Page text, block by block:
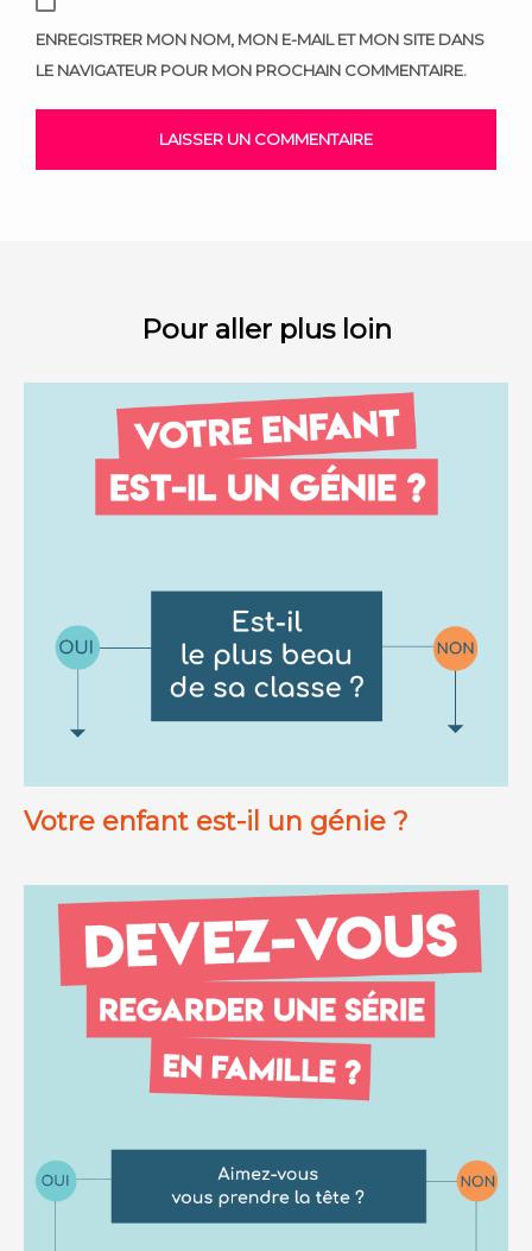
ENREGISTRER MON NOM, MON E-MAIL ET MON SITE DANS
LE NAVIGATEUR POUR MON PROCHAIN COMMENTAIRE.
Pour aller plus loin
Votre enfant est-il un génie ?